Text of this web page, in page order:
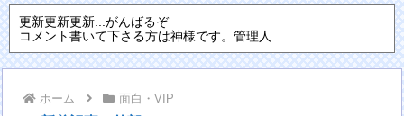
更新更新更新...がんばるぞ
コメント書いて下さる方は神様です。管理人
ホーム 面白・VIP